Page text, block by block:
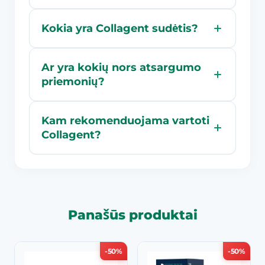
Kokia yra Collagent sudėtis?
Ar yra kokių nors atsargumo
priemonių?
Kam rekomenduojama vartoti
Collagent?
Panašūs produktai
-50% -50%